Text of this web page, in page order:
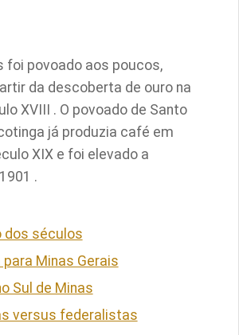
foi povoado aos poucos,
da descoberta de ouro na
XVIII . O povoado de Santo
já produzia café em
XIX e foi elevado a
.
dos séculos
para Minas Gerais
Sul de Minas
versus federalistas